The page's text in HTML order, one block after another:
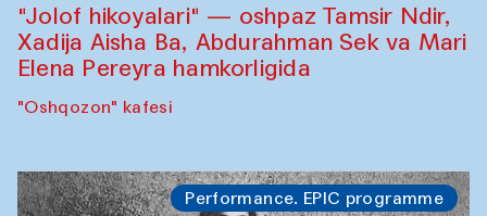
"Jolof hikoyalari" — oshpaz Tamsir Ndir,
Xadija Aisha Ba, Abdurahman Sek va Mari
Elena Pereyra hamkorligida
"Oshqozon" kafesi
Performance. EPIC programme